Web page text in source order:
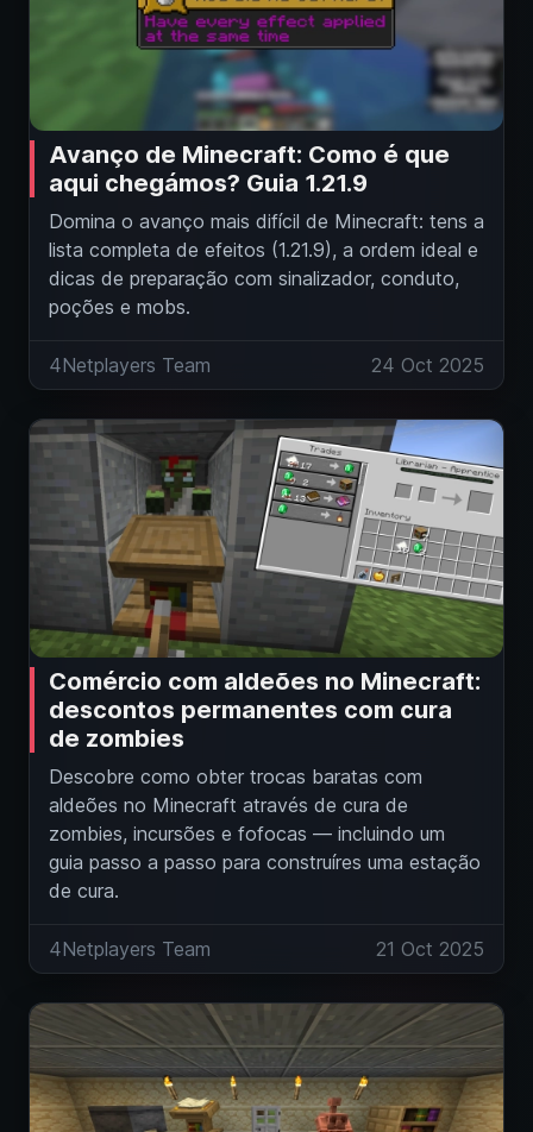
Avanço de Minecraft: Como é que
aqui chegámos? Guia 1.21.9
Domina o avanço mais difícil de Minecraft: tens a
lista completa de efeitos (1.21.9), a ordem ideal e
dicas de preparação com sinalizador, conduto,
poções e mobs.
4Netplayers Team 24 Oct 2025
Comércio com aldeões no Minecraft:
descontos permanentes com cura
de zombies
Descobre como obter trocas baratas com
aldeões no Minecraft através de cura de
zombies, incursões e fofocas — incluindo um
guia passo a passo para construíres uma estação
de cura.
4Netplayers Team 21 Oct 2025